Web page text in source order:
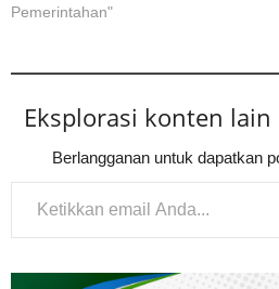
Pemerintahan"
Eksplorasi konten
Berlangganan untuk dapatkan
Ketikkan email Anda...